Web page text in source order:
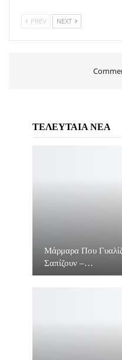
PREV NEXT
ΤΕΛΕΥΤΑΙΑ ΝΕΑ
Μάρμαρα Που
Σαπίζουν –…